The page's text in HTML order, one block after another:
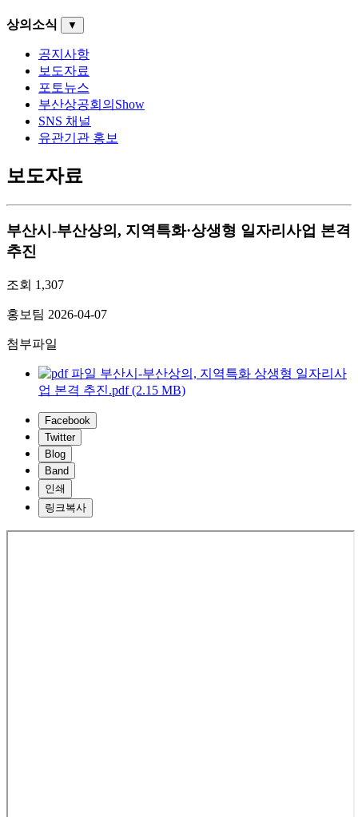
상의소식 ▼
공지사항
보도자료
포토뉴스
부산상공회의Show
SNS 채널
유관기관 홍보
보도자료
부산시-부산상의, 지역특화·상생형 일자리사업 본격
추진
조회 1,307
홍보팀 2026-04-07
첨부파일
부산시-부산상의, 지역특화 상생형 일자리사
업 본격 추진.pdf (2.15 MB)
Facebook
Twitter
Blog
Band
인쇄
링크복사